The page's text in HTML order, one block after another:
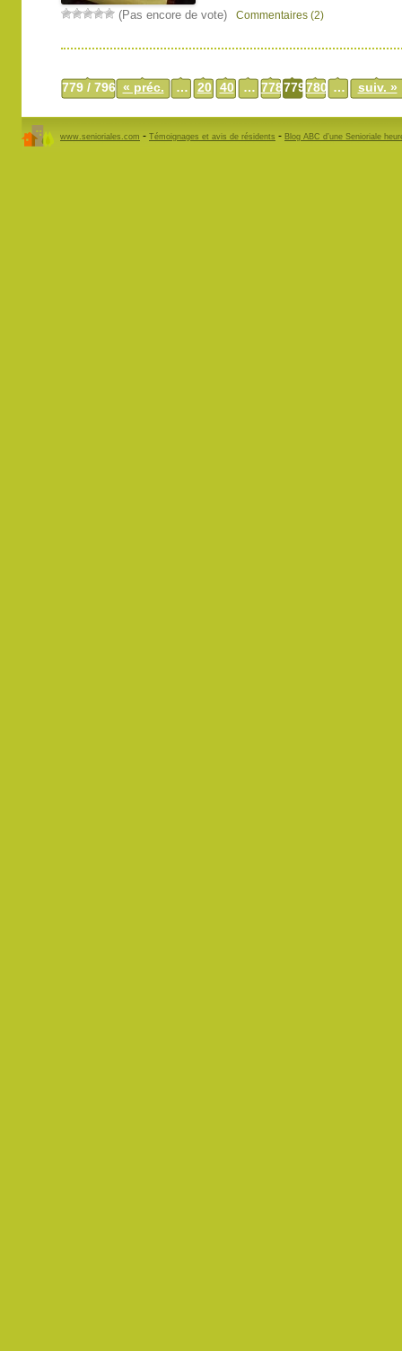
(Pas encore de vote) Commentaires (2)
779 / 796 « préc. … 20 40 … 778779780 … suiv. »
www.senioriales.com - Témoignages et avis de résidents - Blog ABC d’une Senioriale